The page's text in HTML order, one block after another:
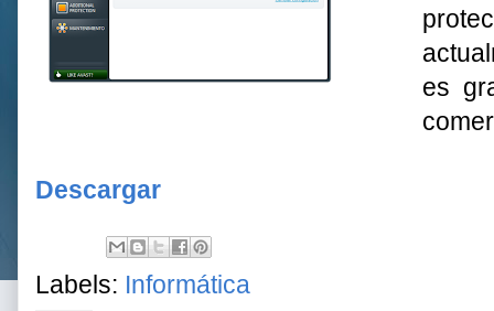
es
Descargar
Labels: Informática